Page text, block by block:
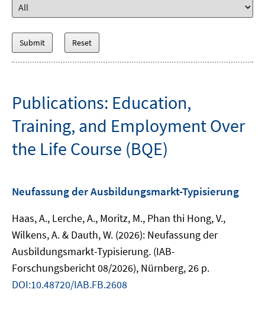
Publications: Education,
Training, and Employment Over
the Life Course (BQE)
Neufassung der Ausbildungsmarkt-Typisierung
Haas, A., Lerche, A., Moritz, M., Phan thi Hong, V.,
Wilkens, A. & Dauth, W. (2026): Neufassung der
Ausbildungsmarkt-Typisierung. (IAB-
Forschungsbericht 08/2026), Nürnberg, 26 p.
DOI:10.48720/IAB.FB.2608